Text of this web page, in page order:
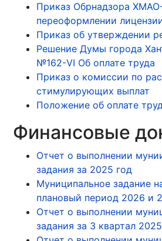
Приказ Обрнадзора
переоформлении
Приказ об утверждении
Решение Думы города
№162-VI Об оплате труда
Приказ о комиссии по
стимулирующих выплат
Положение об оплате
Финансовые
Отчет о выполнении
задания за 2025 год
Муниципальное задание
плановый период 2026 и
Отчет о выполнении
задания за 3 квартал